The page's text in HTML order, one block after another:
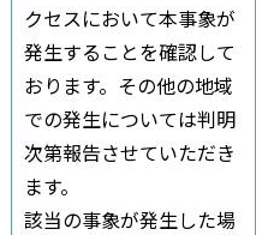
クセスにおいて本事象が
発生することを確認して
おります。その他の地域
での発生については判明
次第報告させていただき
ます。
該当の事象が発生した場